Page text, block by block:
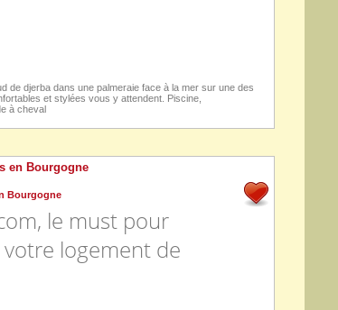
de djerba dans une palmeraie face à la mer sur une des
et stylées vous y attendent. Piscine,
à cheval
en Bourgogne
le must pour
logement de